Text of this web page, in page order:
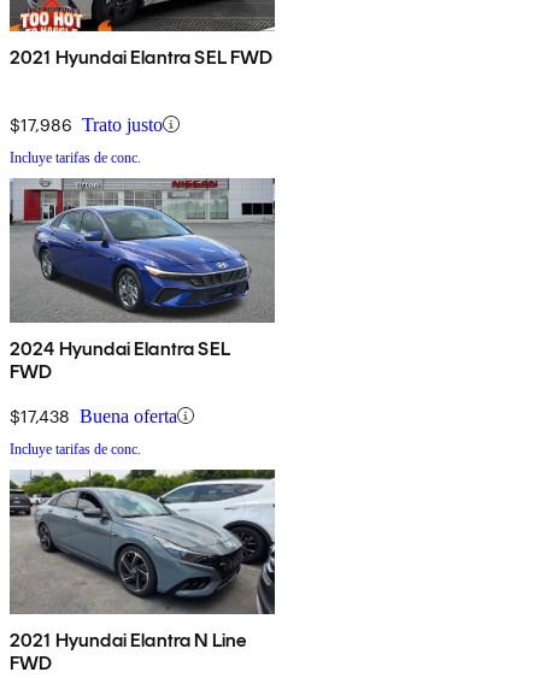
2021 Hyundai Elantra SEL FWD
$17,986 Trato justo
Incluye tarifas de conc.
2024 Hyundai Elantra SEL
FWD
$17,438 Buena oferta
Incluye tarifas de conc.
2021 Hyundai Elantra N Line
FWD